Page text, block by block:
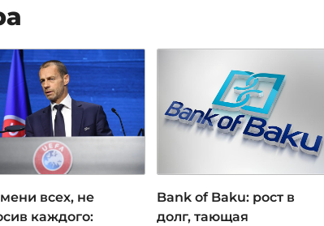
всех, не
каждого:
Bank of Baku: рост в
долг, тающая